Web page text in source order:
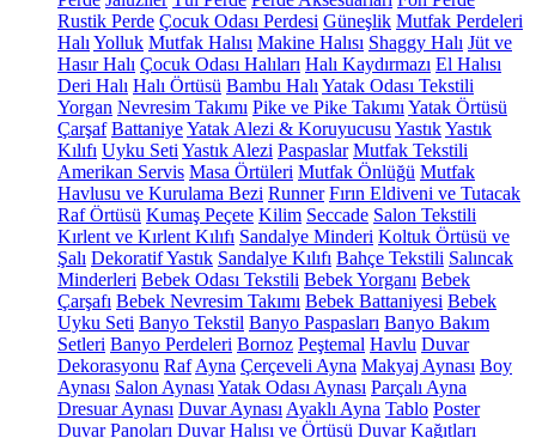
Rustik Perde Çocuk Odası Perdesi Güneşlik Mutfak Perdeleri
Halı Yolluk Mutfak Halısı Makine Halısı Shaggy Halı Jüt ve
Hasır Halı Çocuk Odası Halıları Halı Kaydırmazı El Halısı
Deri Halı Halı Örtüsü Bambu Halı Yatak Odası Tekstili
Yorgan Nevresim Takımı Pike ve Pike Takımı Yatak Örtüsü
Çarşaf BattaniyeYatak Alezi & Koruyucusu YastıkYastık
Kılıfı Uyku Seti Yastık Alezi Paspaslar Mutfak Tekstili
Amerikan Servis Masa Örtüleri Mutfak Önlüğü Mutfak
Havlusu ve Kurulama Bezi Runner Fırın Eldiveni ve Tutacak
Raf Örtüsü Kumaş Peçete Kilim Seccade Salon Tekstili
Kırlent ve Kırlent Kılıfı Sandalye Minderi Koltuk Örtüsü ve
Şalı Dekoratif Yastık Sandalye Kılıfı Bahçe Tekstili Salıncak
Minderleri Bebek Odası Tekstili Bebek Yorganı Bebek
Çarşafı Bebek Nevresim Takımı Bebek Battaniyesi Bebek
Uyku Seti Banyo Tekstil Banyo Paspasları Banyo Bakım
Setleri Banyo Perdeleri Bornoz Peştemal Havlu Duvar
Dekorasyonu Raf Ayna Çerçeveli Ayna Makyaj Aynası Boy
Aynası Salon Aynası Yatak Odası Aynası Parçalı Ayna
Dresuar Aynası Duvar Aynası Ayaklı Ayna Tablo Poster
Duvar Panoları Duvar Halısı ve Örtüsü Duvar Kağıtları